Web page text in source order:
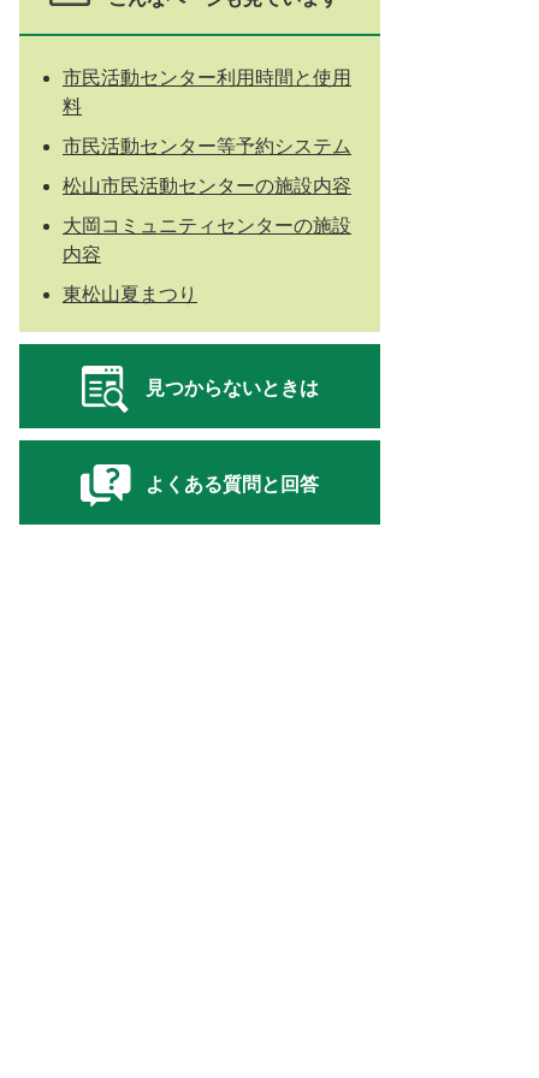
市民活動センター利用時間と使用
料
市民活動センター等予約システム
松山市民活動センターの施設内容
大岡コミュニティセンターの施設
内容
東松山夏まつり
見つからないときは
よくある質問と回答